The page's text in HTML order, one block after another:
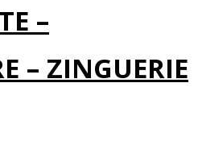
–
– ZINGUERIE